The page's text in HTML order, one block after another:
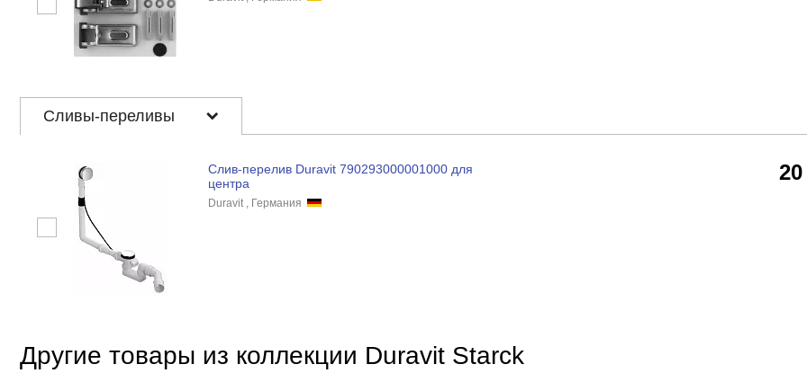
Сливы-переливы
Слив-перелив Duravit 790293000001000 для
центра
Duravit , Германия
Другие товары из коллекции Duravit Starck